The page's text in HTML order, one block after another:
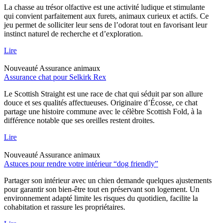
La chasse au trésor olfactive est une activité ludique et stimulante
qui convient parfaitement aux furets, animaux curieux et actifs. Ce
jeu permet de solliciter leur sens de l’odorat tout en favorisant leur
instinct naturel de recherche et d’exploration.
Lire
Nouveauté Assurance animaux
Assurance chat pour Selkirk Rex
Le Scottish Straight est une race de chat qui séduit par son allure
douce et ses qualités affectueuses. Originaire d’Écosse, ce chat
partage une histoire commune avec le célèbre Scottish Fold, à la
différence notable que ses oreilles restent droites.
Lire
Nouveauté Assurance animaux
Astuces pour rendre votre intérieur “dog friendly”
Partager son intérieur avec un chien demande quelques ajustements
pour garantir son bien-être tout en préservant son logement. Un
environnement adapté limite les risques du quotidien, facilite la
cohabitation et rassure les propriétaires.